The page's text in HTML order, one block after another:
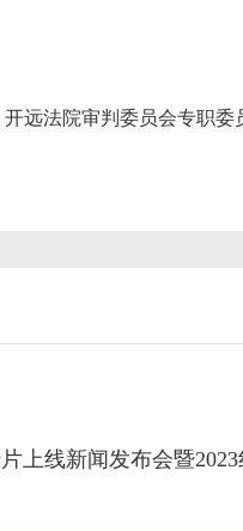
法院审判委员会专职委
上线新闻发布会暨